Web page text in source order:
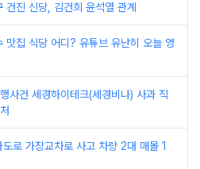
건진 신당, 김건희 윤석열 관계
맛집 식당 어디? 유튜브 유난히 오늘 영
사건 세경하이테크(세경비나) 사과 직
로 가장교차로 사고 차량 2대 매몰 1